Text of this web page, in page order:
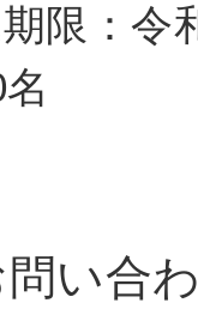
期限：
問い合